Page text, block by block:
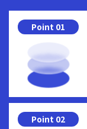
Point 01
Point 02